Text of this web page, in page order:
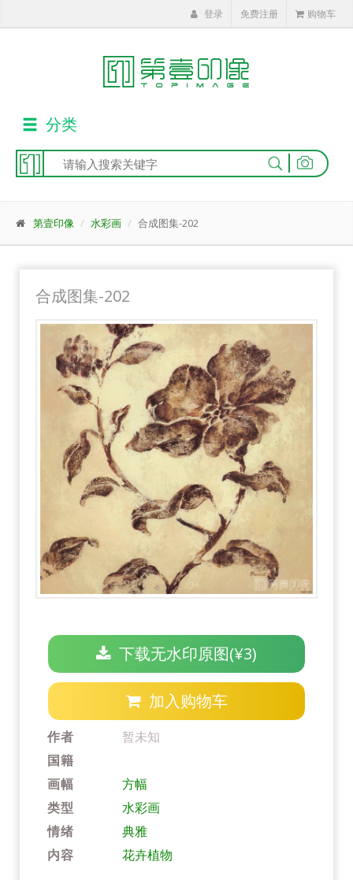
登录 免费注册 购物车
分类
|
第壹印像 水彩画 合成图集-202
合成图集-202
下载无水印原图(¥3)
加入购物车
作者
暂未知
国籍
画幅
方幅
类型
水彩画
情绪
典雅
内容
花卉植物